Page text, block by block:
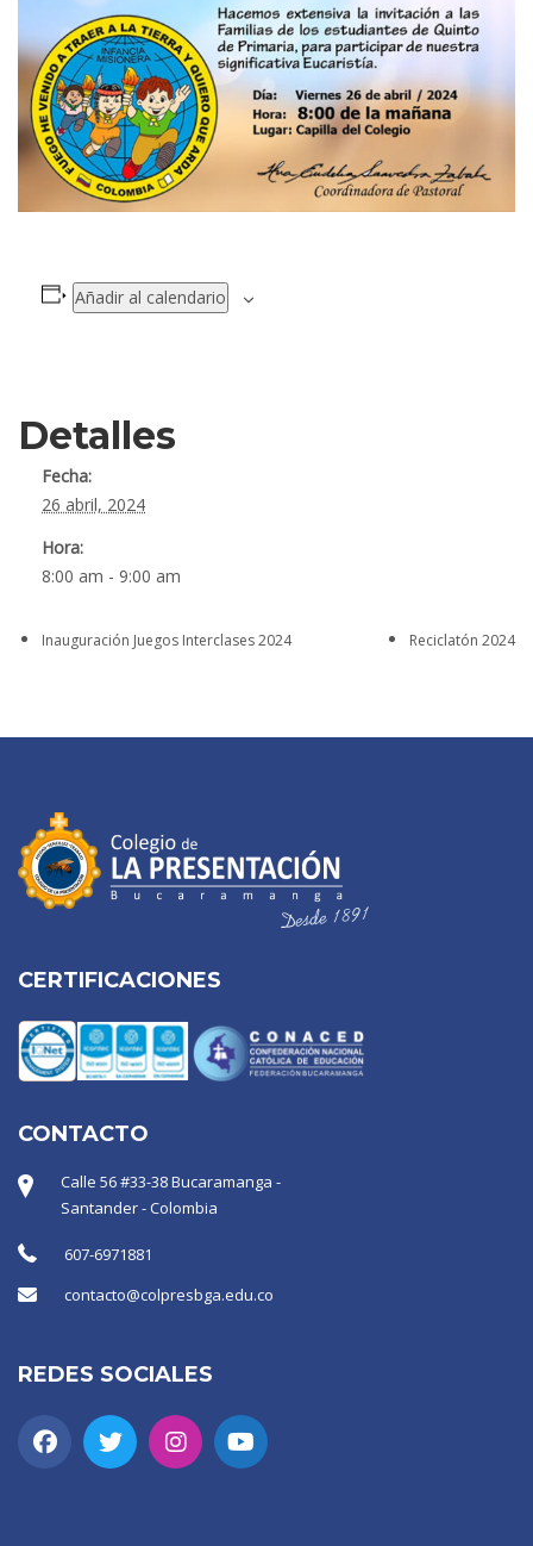
Añadir al calendario
Detalles
Fecha:
26 abril, 2024
Hora:
8:00 am - 9:00 am
Inauguración Juegos Interclases 2024 Reciclatón 2024
CERTIFICACIONES
CONTACTO
Calle 56 #33-38 Bucaramanga -
Santander - Colombia
607-6971881
contacto@colpresbga.edu.co
REDES SOCIALES